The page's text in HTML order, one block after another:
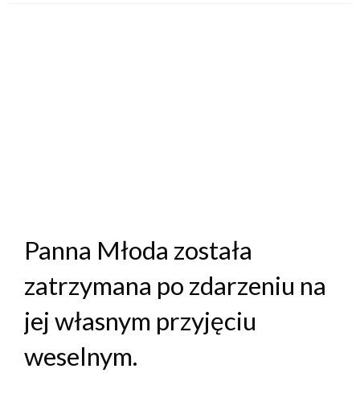
Panna Młoda została
zatrzymana po zdarzeniu na
jej własnym przyjęciu
weselnym.